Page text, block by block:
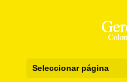
Seleccionar página